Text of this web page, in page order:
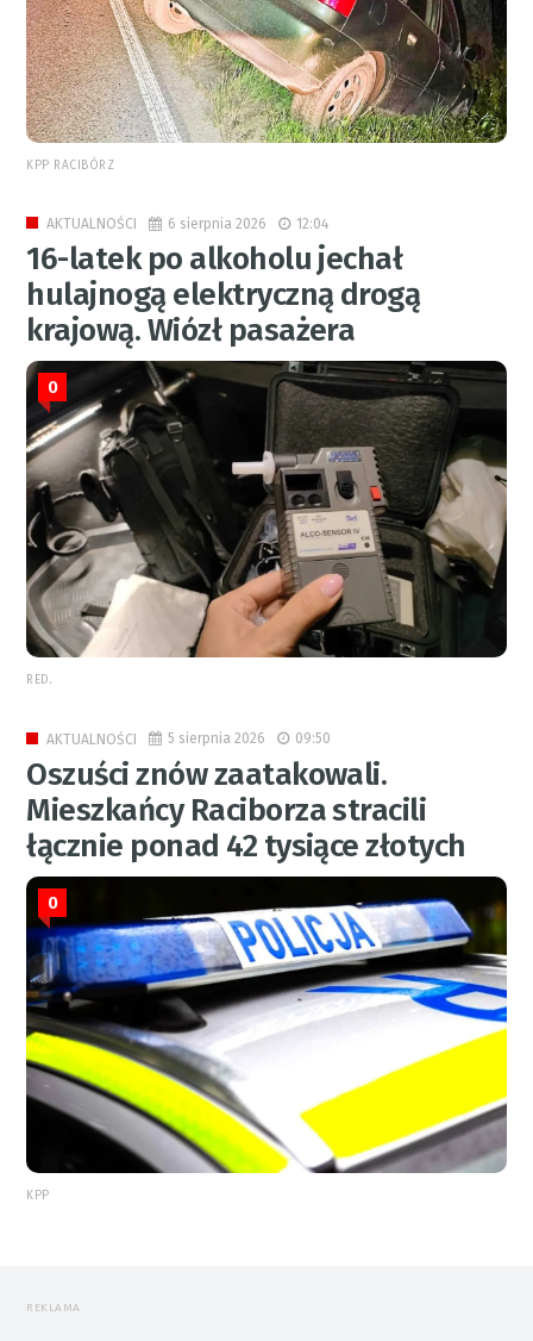
KPP RACIBÓRZ
AKTUALNOŚCI 6 sierpnia 2026 12:04
16-latek po alkoholu jechał
hulajnogą elektryczną drogą
krajową. Wiózł pasażera
0
RED.
AKTUALNOŚCI 5 sierpnia 2026 09:50
Oszuści znów zaatakowali.
Mieszkańcy Raciborza stracili
łącznie ponad 42 tysiące złotych
0
KPP
REKLAMA